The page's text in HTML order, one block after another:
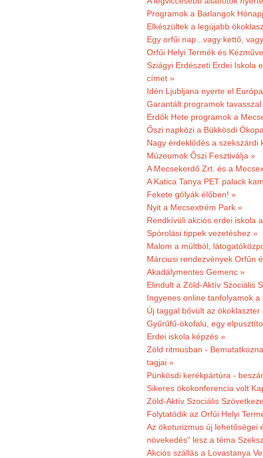
Programok a Barlangok
Elkészültek a legújabb
Egy orfűi nap...vagy kettő,
Orfűi Helyi Termék és
Sziágyi Erdészeti Erdei Iskola
címet »
Idén Ljubljana nyerte el
Garantált programok tavasszal
Erdők Hete programok a
Őszi napközi a Bükkösdi
Nagy érdeklődés a szekszárdi
Múzeumok Őszi Fesztiválja »
A Mecsekerdő Zrt. és a
A Katica Tanya PET palack
Fekete gólyák élőben! »
Nyit a Mecsextrém Park »
Rendkívüli akciós erdei iskola
Spórolási tippek vezetéshez »
Malom a múltból,
Márciusi rendezvények Orfűn
Akadálymentes Gemenc »
Elindult a Zöld-Aktív Szociális
Ingyenes online tanfolyamok
Új taggal bővült az ökoklaszter
Gyűrűfű-ökofalu, egy
Erdei iskola képzés »
Zöld ritmusban -
tagjai »
Pünkösdi kerékpártúra -
Sikeres ökokonferencia volt
Zöld-Aktív Szociális
Folytatódik az Orfűi Helyi
Az ökoturizmus új lehetőségei
növekedés" lesz a téma
Akciós szállás a Lovastanya